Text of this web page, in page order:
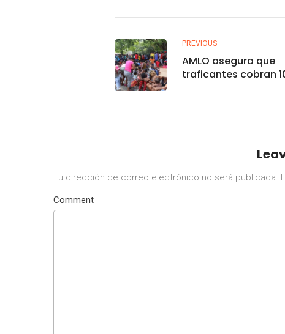
PREVIOUS
AMLO asegura que
traficantes cobran
Tu dirección de correo electrónico no será publicada.
Comment